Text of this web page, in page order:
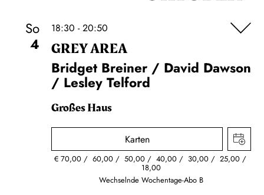
So
4
18:30 - 20:50
GREY AREA
Bridget Breiner / David Dawson
/ Lesley Telford
Großes Haus
Karten
€ 70,00 60,00 50,00 40,00 30,00 25,00
18,00
Wechselnde Wochentage-Abo B